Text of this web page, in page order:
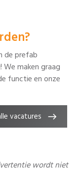
de prefab
maken graag
functie en onze
vacatures
wordt niet